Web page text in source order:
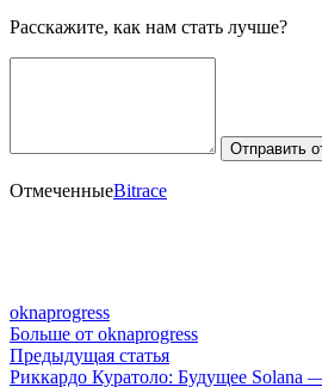
Расскажите, как нам стать лучше?
Отправить
ОтмеченныеBitrace
oknaprogress
Больше от oknaprogress
Навигация
Предыдущая статьяПредыдущая
статья:
Риккардо Куратоло: Будущее Solana